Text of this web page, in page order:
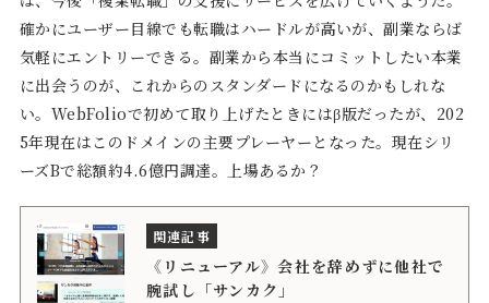
確かにユーザー目線でも転職はハードルが高いが、副業ならば
気軽にエントリーできる。副業から本当にコミットしたい本業
に出会うのが、これからのスタンダードになるのかもしれな
い。WebFolioで初めて取り上げたときにはβ版だったが、202
5年現在はこのドメインの主要プレーヤーとなった。現在シリ
ーズBで総額約4.6億円調達。上場あるか？
《リニューアル》会社を辞めずに他社で
腕試し「サンカク」